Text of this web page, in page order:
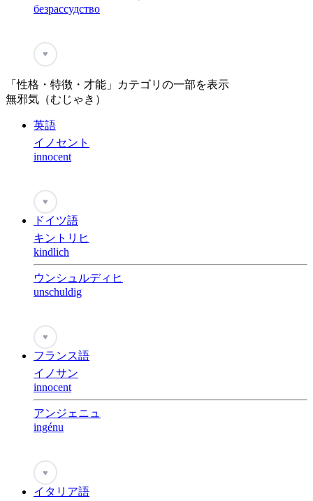
безрассудство
♥
「性格・特徴・才能」カテゴリの一部を表示
無邪気（むじゃき）
英語
イノセント
innocent
♥
ドイツ語
キントリヒ
kindlich
ウンシュルディヒ
unschuldig
♥
フランス語
イノサン
innocent
アンジェニュ
ingénu
♥
イタリア語